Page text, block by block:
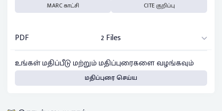
MARC காட்சி CITE குறிப்பு
PDF
2 Files
உங்கள் மதிப்பீடு மற்றும் மதிப்புரைகளை வழங்கவும்
மதிப்புரை செய்ய